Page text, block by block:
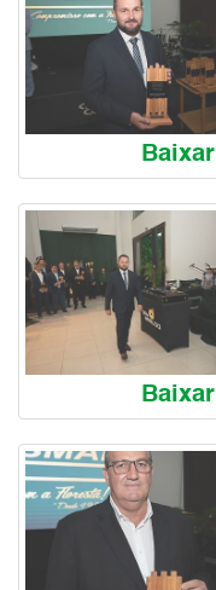
Baixar
Baixar